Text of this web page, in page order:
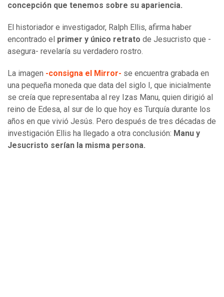
concepción que tenemos sobre su apariencia.
El historiador e investigador, Ralph Ellis, afirma haber
encontrado el primer y único retrato de Jesucristo que -
asegura- revelaría su verdadero rostro.
La imagen -consigna el Mirror- se encuentra grabada en
una pequeña moneda que data del siglo I, que inicialmente
se creía que representaba al rey Izas Manu, quien dirigió al
reino de Edesa, al sur de lo que hoy es Turquía durante los
años en que vivió Jesús. Pero después de tres décadas de
investigación Ellis ha llegado a otra conclusión: Manu y
Jesucristo serían la misma persona.